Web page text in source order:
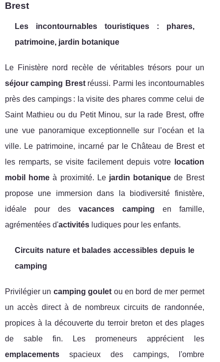
Brest
Les incontournables touristiques : phares,
patrimoine, jardin botanique
Le Finistère nord recèle de véritables trésors pour un
séjour camping Brestréussi. Parmi les incontournables
près des campings : la visite des phares comme celui de
Saint Mathieu ou du Petit Minou, sur la rade Brest, offre
une vue panoramique exceptionnelle sur l’océan et la
ville. Le patrimoine, incarné par le Château de Brest et
les remparts, se visite facilement depuis votre
location
mobil home à proximité. Le jardin botanique de Brest
propose une immersion dans la biodiversité finistère,
idéale pour des vacances camping en famille,
agrémentées d'activités ludiques pour les enfants.
Circuits nature et balades accessibles depuis le
camping
Privilégier un camping goulet ou en bord de mer permet
un accès direct à de nombreux circuits de randonnée,
propices à la découverte du terroir breton et des plages
de sable fin. Les promeneurs apprécient les
emplacements spacieux des campings, l'ombre